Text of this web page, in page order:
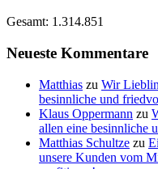
Gesamt: 1.314.851
Neueste Kommentare
Matthias zu Wir
besinnliche und
Klaus Oppermann zu
allen eine besinnliche
Matthias Schultze zu
unsere Kunden vom